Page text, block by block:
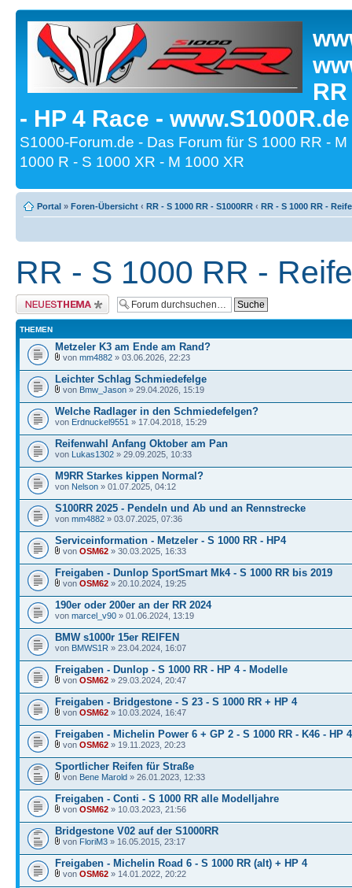
- HP 4 Race -
S1000-Forum.de - Das Forum für S 1000 RR -
1000 R - S 1000 XR - M 1000 XR
Portal » Foren-Übersicht ‹ RR - S 1000 RR - S1000RR ‹ RR - S 1000 RR -
RR - S 1000 RR -
Neues Thema erstellen
THEMEN
Metzeler K3 am Ende am Rand?
von mm4882 » 03.06.2026, 22:23
Leichter Schlag Schmiedefelge
von Bmw_Jason » 29.04.2026, 15:19
Welche Radlager in den Schmiedefelgen?
von Erdnuckel9551 » 17.04.2018, 15:29
Reifenwahl Anfang Oktober am Pan
von Lukas1302 » 29.09.2025, 10:33
M9RR Starkes kippen Normal?
von Nelson » 01.07.2025, 04:12
S100RR 2025 - Pendeln und Ab und an Rennstrecke
von mm4882 » 03.07.2025, 07:36
Serviceinformation - Metzeler - S 1000 RR - HP4
von OSM62 » 30.03.2025, 16:33
Freigaben - Dunlop SportSmart Mk4 - S 1000 RR bis 2019
von OSM62 » 20.10.2024, 19:25
190er oder 200er an der RR 2024
von marcel_v90 » 01.06.2024, 13:19
BMW s1000r 15er REIFEN
von BMWS1R » 23.04.2024, 16:07
Freigaben - Dunlop - S 1000 RR - HP 4 - Modelle
von OSM62 » 29.03.2024, 20:47
Freigaben - Bridgestone - S 23 - S 1000 RR + HP 4
von OSM62 » 10.03.2024, 16:47
Freigaben - Michelin Power 6 + GP 2 - S 1000 RR - K46 - HP 4
von OSM62 » 19.11.2023, 20:23
Sportlicher Reifen für Straße
von Bene Marold » 26.01.2023, 12:33
Freigaben - Conti - S 1000 RR alle Modelljahre
von OSM62 » 10.03.2023, 21:56
Bridgestone V02 auf der S1000RR
von FloriM3 » 16.05.2015, 23:17
Freigaben - Michelin Road 6 - S 1000 RR (alt) + HP 4
von OSM62 » 14.01.2022, 20:22